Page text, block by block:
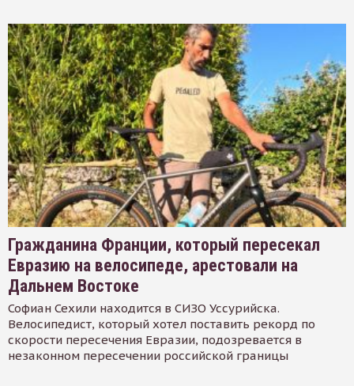
Гражданина Франции, который пересекал
Евразию на велосипеде, арестовали на
Дальнем Востоке
Софиан Сехили находится в СИЗО Уссурийска.
Велосипедист, который хотел поставить рекорд по
скорости пересечения Евразии, подозревается в
незаконном пересечении российской границы